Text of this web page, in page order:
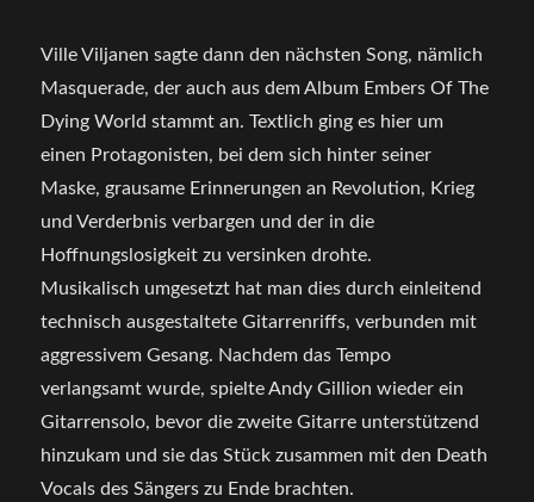
Ville Viljanen sagte dann den nächsten Song, nämlich
Masquerade, der auch aus dem Album Embers Of The
Dying World stammt an. Textlich ging es hier um
einen Protagonisten, bei dem sich hinter seiner
Maske, grausame Erinnerungen an Revolution, Krieg
und Verderbnis verbargen und der in die
Hoffnungslosigkeit zu versinken drohte.
Musikalisch umgesetzt hat man dies durch einleitend
technisch ausgestaltete Gitarrenriffs, verbunden mit
aggressivem Gesang. Nachdem das Tempo
verlangsamt wurde, spielte Andy Gillion wieder ein
Gitarrensolo, bevor die zweite Gitarre unterstützend
hinzukam und sie das Stück zusammen mit den Death
Vocals des Sängers zu Ende brachten.